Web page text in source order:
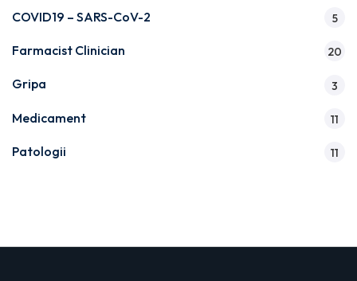
COVID19 – SARS-CoV-2 5
Farmacist Clinician 20
Gripa 3
Medicament 11
Patologii 11